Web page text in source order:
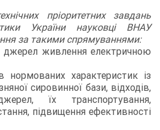
пріоритетних завдань
України науковці ВНАУ
за такими спрямуваннями:
джерел живлення електричною
характеристик із
сировинної бази, відходів,
їх транспортування,
підвищення ефективності